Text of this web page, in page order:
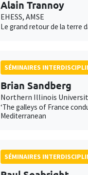
Alain Trannoy
EHESS, AMSE
Le grand retour de la terre
SÉMINAIRES
Brian Sandberg
Northern Illinois
‘The galleys of France
Mediterranean
SÉMINAIRES